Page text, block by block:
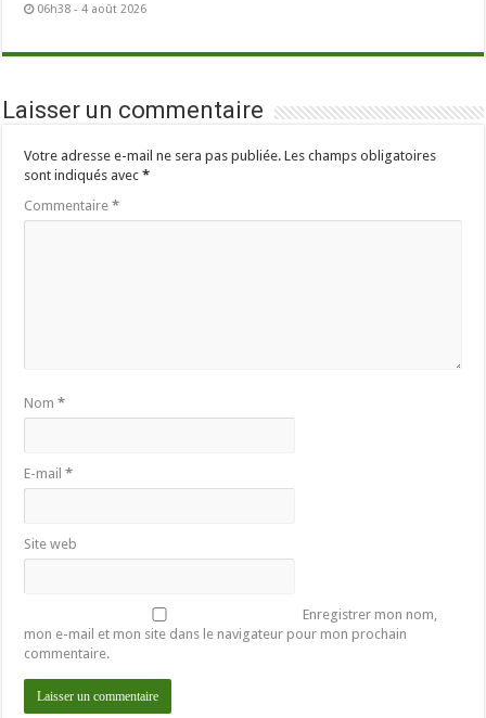
06h38 - 4 août 2026
Laisser un commentaire
Votre adresse e-mail ne sera pas publiée. Les champs obligatoires
sont indiqués avec*
Commentaire*
Nom*
E-mail*
Site web
Enregistrer mon nom,
mon e-mail et mon site dans le navigateur pour mon prochain
commentaire.